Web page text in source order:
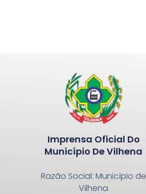
Imprensa Oficial Do
Município De Vilhena
Razão Social: Município de
Vilhena